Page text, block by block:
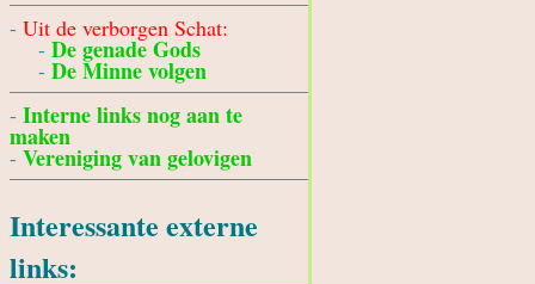
- Uit de verborgen Schat:
- De genade Gods
- De Minne volgen
- Interne links nog aan te
maken
- Vereniging van gelovigen
Interessante externe
links: